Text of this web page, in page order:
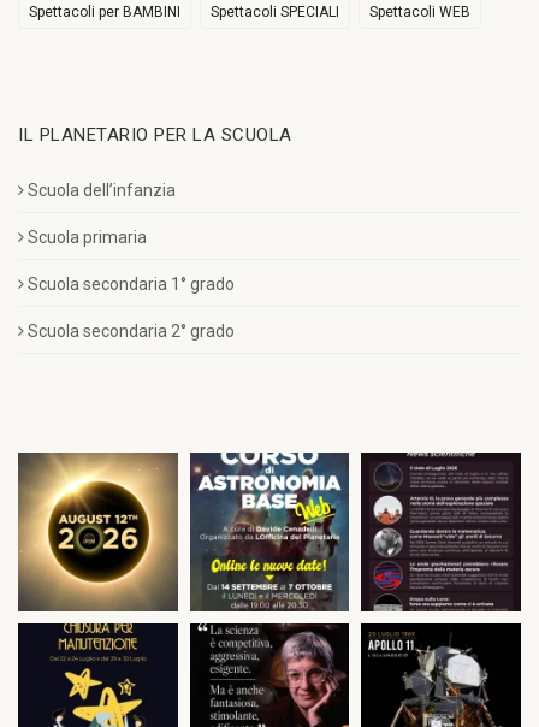
Spettacoli per BAMBINI Spettacoli SPECIALI Spettacoli WEB
IL PLANETARIO PER LA SCUOLA
Scuola dell’infanzia
Scuola primaria
Scuola secondaria 1° grado
Scuola secondaria 2° grado